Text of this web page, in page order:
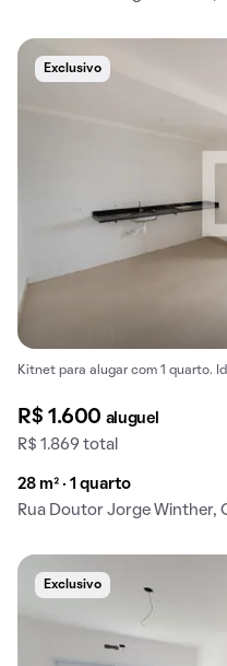
Exclusivo
Kitnet para alugar com 1 quarto.
R$ 1.600 aluguel
R$ 1.869 total
28 m² · 1 quarto
Rua Doutor Jorge Winther,
Exclusivo